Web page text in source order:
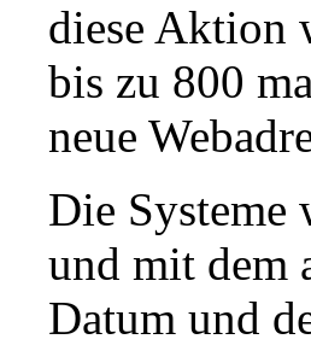
diese Aktion
bis zu 800
neue
Die
und mit dem
Datum und